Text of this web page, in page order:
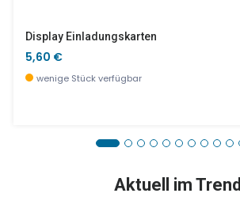
Display Einladungskarten
5,60 €
wenige Stück verfügbar
Aktuell im Trend